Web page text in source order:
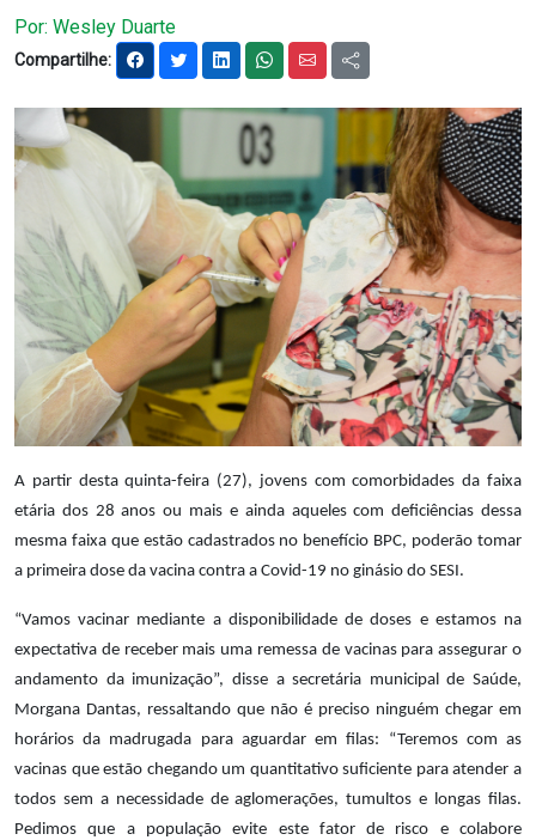
Portal do Contribuinte
Notícias
Carta de Serviço
PESQUISAR
Por: Wesley Duarte
Compartilhe:
A partir desta quinta-feira (27), jovens com comorbidades da faixa
etária dos 28 anos ou mais e ainda aqueles com deficiências dessa
mesma faixa que estão cadastrados no benefício BPC, poderão tomar
a primeira dose da vacina contra a Covid-19 no ginásio do SESI.
“Vamos vacinar mediante a disponibilidade de doses e estamos na
expectativa de receber mais uma remessa de vacinas para assegurar o
andamento da imunização”, disse a secretária municipal de Saúde,
Morgana Dantas, ressaltando que não é preciso ninguém chegar em
horários da madrugada para aguardar em filas: “Teremos com as
vacinas que estão chegando um quantitativo suficiente para atender a
todos sem a necessidade de aglomerações, tumultos e longas filas.
Pedimos que a população evite este fator de risco e colabore